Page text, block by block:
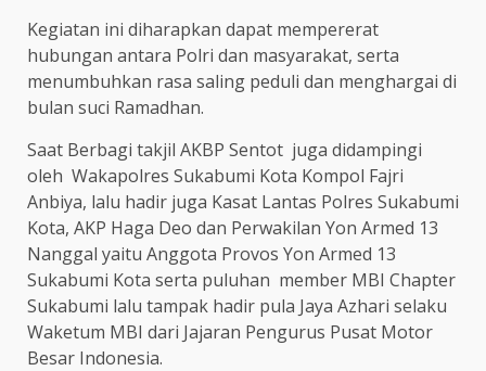
Kegiatan ini diharapkan dapat mempererat
hubungan antara Polri dan masyarakat, serta
menumbuhkan rasa saling peduli dan menghargai di
bulan suci Ramadhan.
Saat Berbagi takjil AKBP Sentot juga didampingi
oleh Wakapolres Sukabumi Kota Kompol Fajri
Anbiya, lalu hadir juga Kasat Lantas Polres Sukabumi
Kota, AKP Haga Deo dan Perwakilan Yon Armed 13
Nanggal yaitu Anggota Provos Yon Armed 13
Sukabumi Kota serta puluhan member MBI Chapter
Sukabumi lalu tampak hadir pula Jaya Azhari selaku
Waketum MBI dari Jajaran Pengurus Pusat Motor
Besar Indonesia.